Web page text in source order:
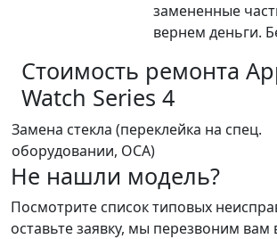
замененные
вернем деньги.
Стоимость ремонта
Watch Series 4
Замена стекла (переклейка на спец.
оборудовании, OCA)
Не нашли модель?
Посмотрите список типовых
оставьте заявку, мы перезвоним вам